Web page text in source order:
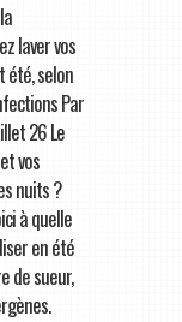
laver vos
été, selon
Par
26 Le
vos
nuits ?
à quelle
en été
de sueur,